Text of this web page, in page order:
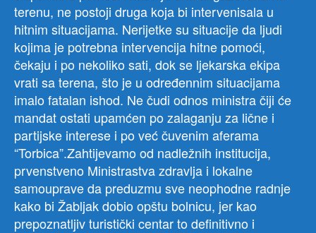
terenu, ne postoji druga koja bi intervenisala u
hitnim situacijama. Nerijetke su situacije da ljudi
kojima je potrebna intervencija hitne pomoći,
čekaju i po nekoliko sati, dok se ljekarska ekipa
vrati sa terena, što je u određennim situacijama
imalo fatalan ishod. Ne čudi odnos ministra čiji će
mandat ostati upamćen po zalaganju za lične i
partijske interese i po već čuvenim aferama
“Torbica”.Zahtijevamo od nadležnih institucija,
prvenstveno Ministrastva zdravlja i lokalne
samouprave da preduzmu sve neophodne radnje
kako bi Žabljak dobio opštu bolnicu, jer kao
prepoznatljiv turistički centar to definitivno i